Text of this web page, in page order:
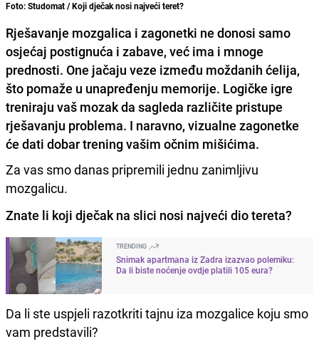
Foto: Studomat / Koji dječak nosi najveći teret?
Rješavanje mozgalica i zagonetki ne donosi samo
osjećaj postignuća i zabave, već ima i mnoge
prednosti. One jačaju veze između moždanih ćelija,
što pomaže u unapređenju memorije. Logičke igre
treniraju vaš mozak da sagleda različite pristupe
rješavanju problema. I naravno, vizualne zagonetke
će dati dobar trening vašim očnim mišićima.
Za vas smo danas pripremili jednu zanimljivu
mozgalicu.
Znate li koji dječak na slici nosi najveći dio tereta?
TRENDING
Snimak apartmana iz Zadra izazvao polemiku:
Da li biste noćenje ovdje platili 105 eura?
Da li ste uspjeli razotkriti tajnu iza mozgalice koju smo
vam predstavili?